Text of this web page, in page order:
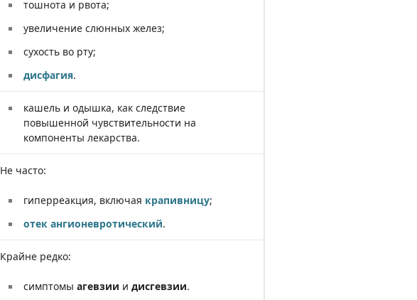
тошнота и рвота;
увеличение слюнных желез;
сухость во рту;
дисфагия.
кашель и одышка, как следствие
повышенной чувствительности на
компоненты лекарства.
Не часто:
гиперреакция, включая крапивницу;
отек ангионевротический.
Крайне редко:
симптомы агевзии и дисгевзии.